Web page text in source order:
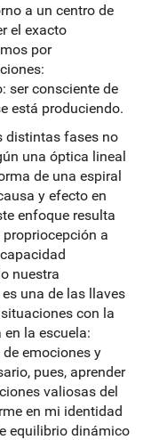
a un centro de
el exacto
por
ser consciente de
está produciendo.
distintas fases no
una óptica lineal
de una espiral
y efecto en
enfoque resulta
a
nuestra
una de las llaves
con la
la escuela:
emociones y
pues, aprender
valiosas del
en mi identidad
equilibrio dinámico